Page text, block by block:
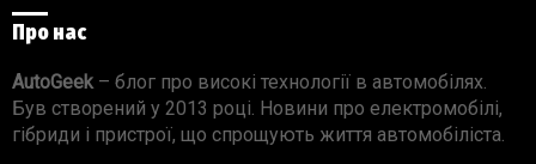
Про нас
AutoGeek– блог про високі технології в автомобілях.
Був створений у 2013 році. Новини про електромобілі,
гібриди і пристрої, що спрощують життя автомобіліста.